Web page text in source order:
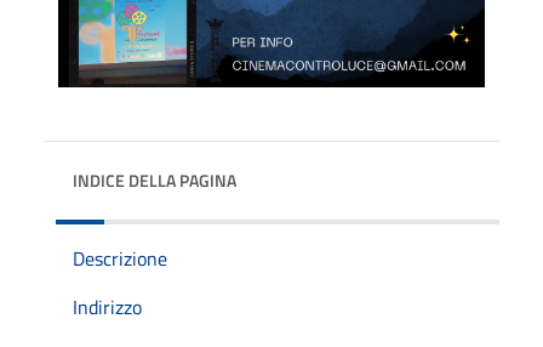
INDICE DELLA PAGINA
Descrizione
Indirizzo